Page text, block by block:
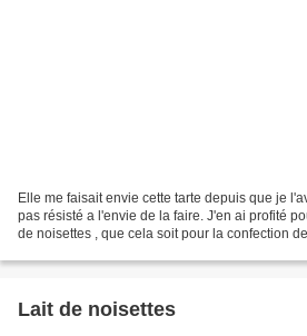
Elle me faisait envie cette tarte depuis que je
pas résisté a l'envie de la faire. J'en ai profité
de noisettes , que cela soit pour la confection
Lait de noisettes